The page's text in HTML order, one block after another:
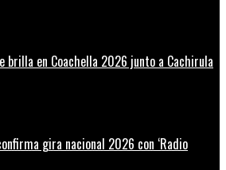
brilla en Coachella 2026 junto a Cachirula
gira nacional 2026 con ‘Radio